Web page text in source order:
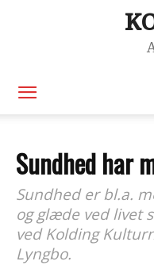
Sundhed har
Sundhed er bl.a.
og glæde ved livet
ved Kolding
Lyngbo.